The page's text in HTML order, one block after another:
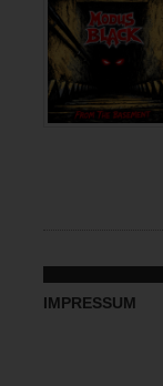
IMPRESSUM